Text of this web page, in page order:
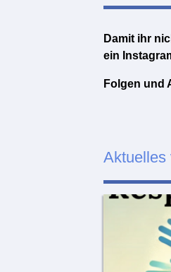
Damit ihr
ein
Folgen und
Aktuelles